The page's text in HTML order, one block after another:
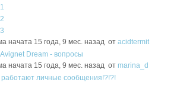
1
2
3
начата 15 года, 9 мес. назад от acidtermit
Dream - вопросы
начата 15 года, 9 мес. назад от marina_d
работают личные сообщения!?!?!